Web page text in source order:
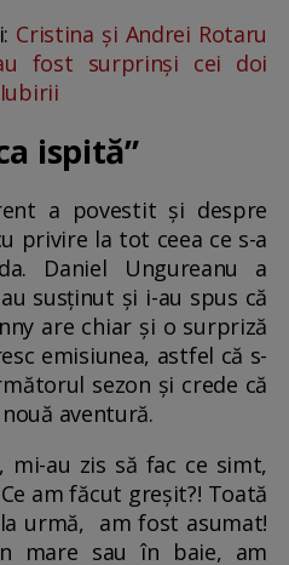
Cristina și Andrei Rotaru
fost surprinși cei doi
ispită”
a povestit și despre
privire la tot ceea ce s-a
Daniel Ungureanu a
susținut și i-au spus că
are chiar și o surpriză
emisiunea, astfel că s-
sezon și crede că
aventură.
mi-au zis să fac ce simt,
am făcut greșit?! Toată
urmă, am fost asumat!
mare sau în baie, am